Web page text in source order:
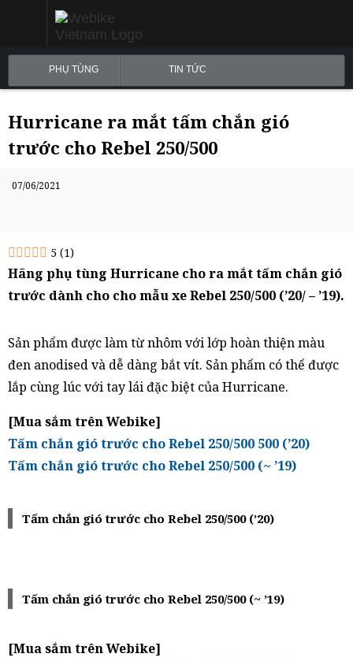
PHỤ TÙNG TIN TỨC
Hurricane ra mắt tấm chắn gió
trước cho Rebel 250/500
07/06/2021
5 (1)
Hãng phụ tùng Hurricane cho ra mắt tấm chắn gió
trước dành cho cho mẫu xe Rebel 250/500 (’20/ – ’19).
Sản phẩm được làm từ nhôm với lớp hoàn thiện màu
đen anodised và dễ dàng bắt vít. Sản phẩm có thể được
lắp cùng lúc với tay lái đặc biệt của Hurricane.
[Mua sắm trên Webike]
Tấm chắn gió trước cho Rebel 250/500 500 (’20)
Tấm chắn gió trước cho Rebel 250/500 (~ ’19)
Tấm chắn gió trước cho Rebel 250/500 (’20)
Tấm chắn gió trước cho Rebel 250/500 (~ ’19)
[Mua sắm trên Webike]